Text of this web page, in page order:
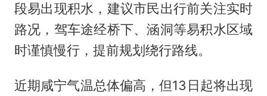
段易出现积水，建议市民出行前关注实时
路况，驾车途经桥下、涵洞等易积水区域
时谨慎慢行，提前规划绕行路线。
近期咸宁气温总体偏高，但13日起将出现